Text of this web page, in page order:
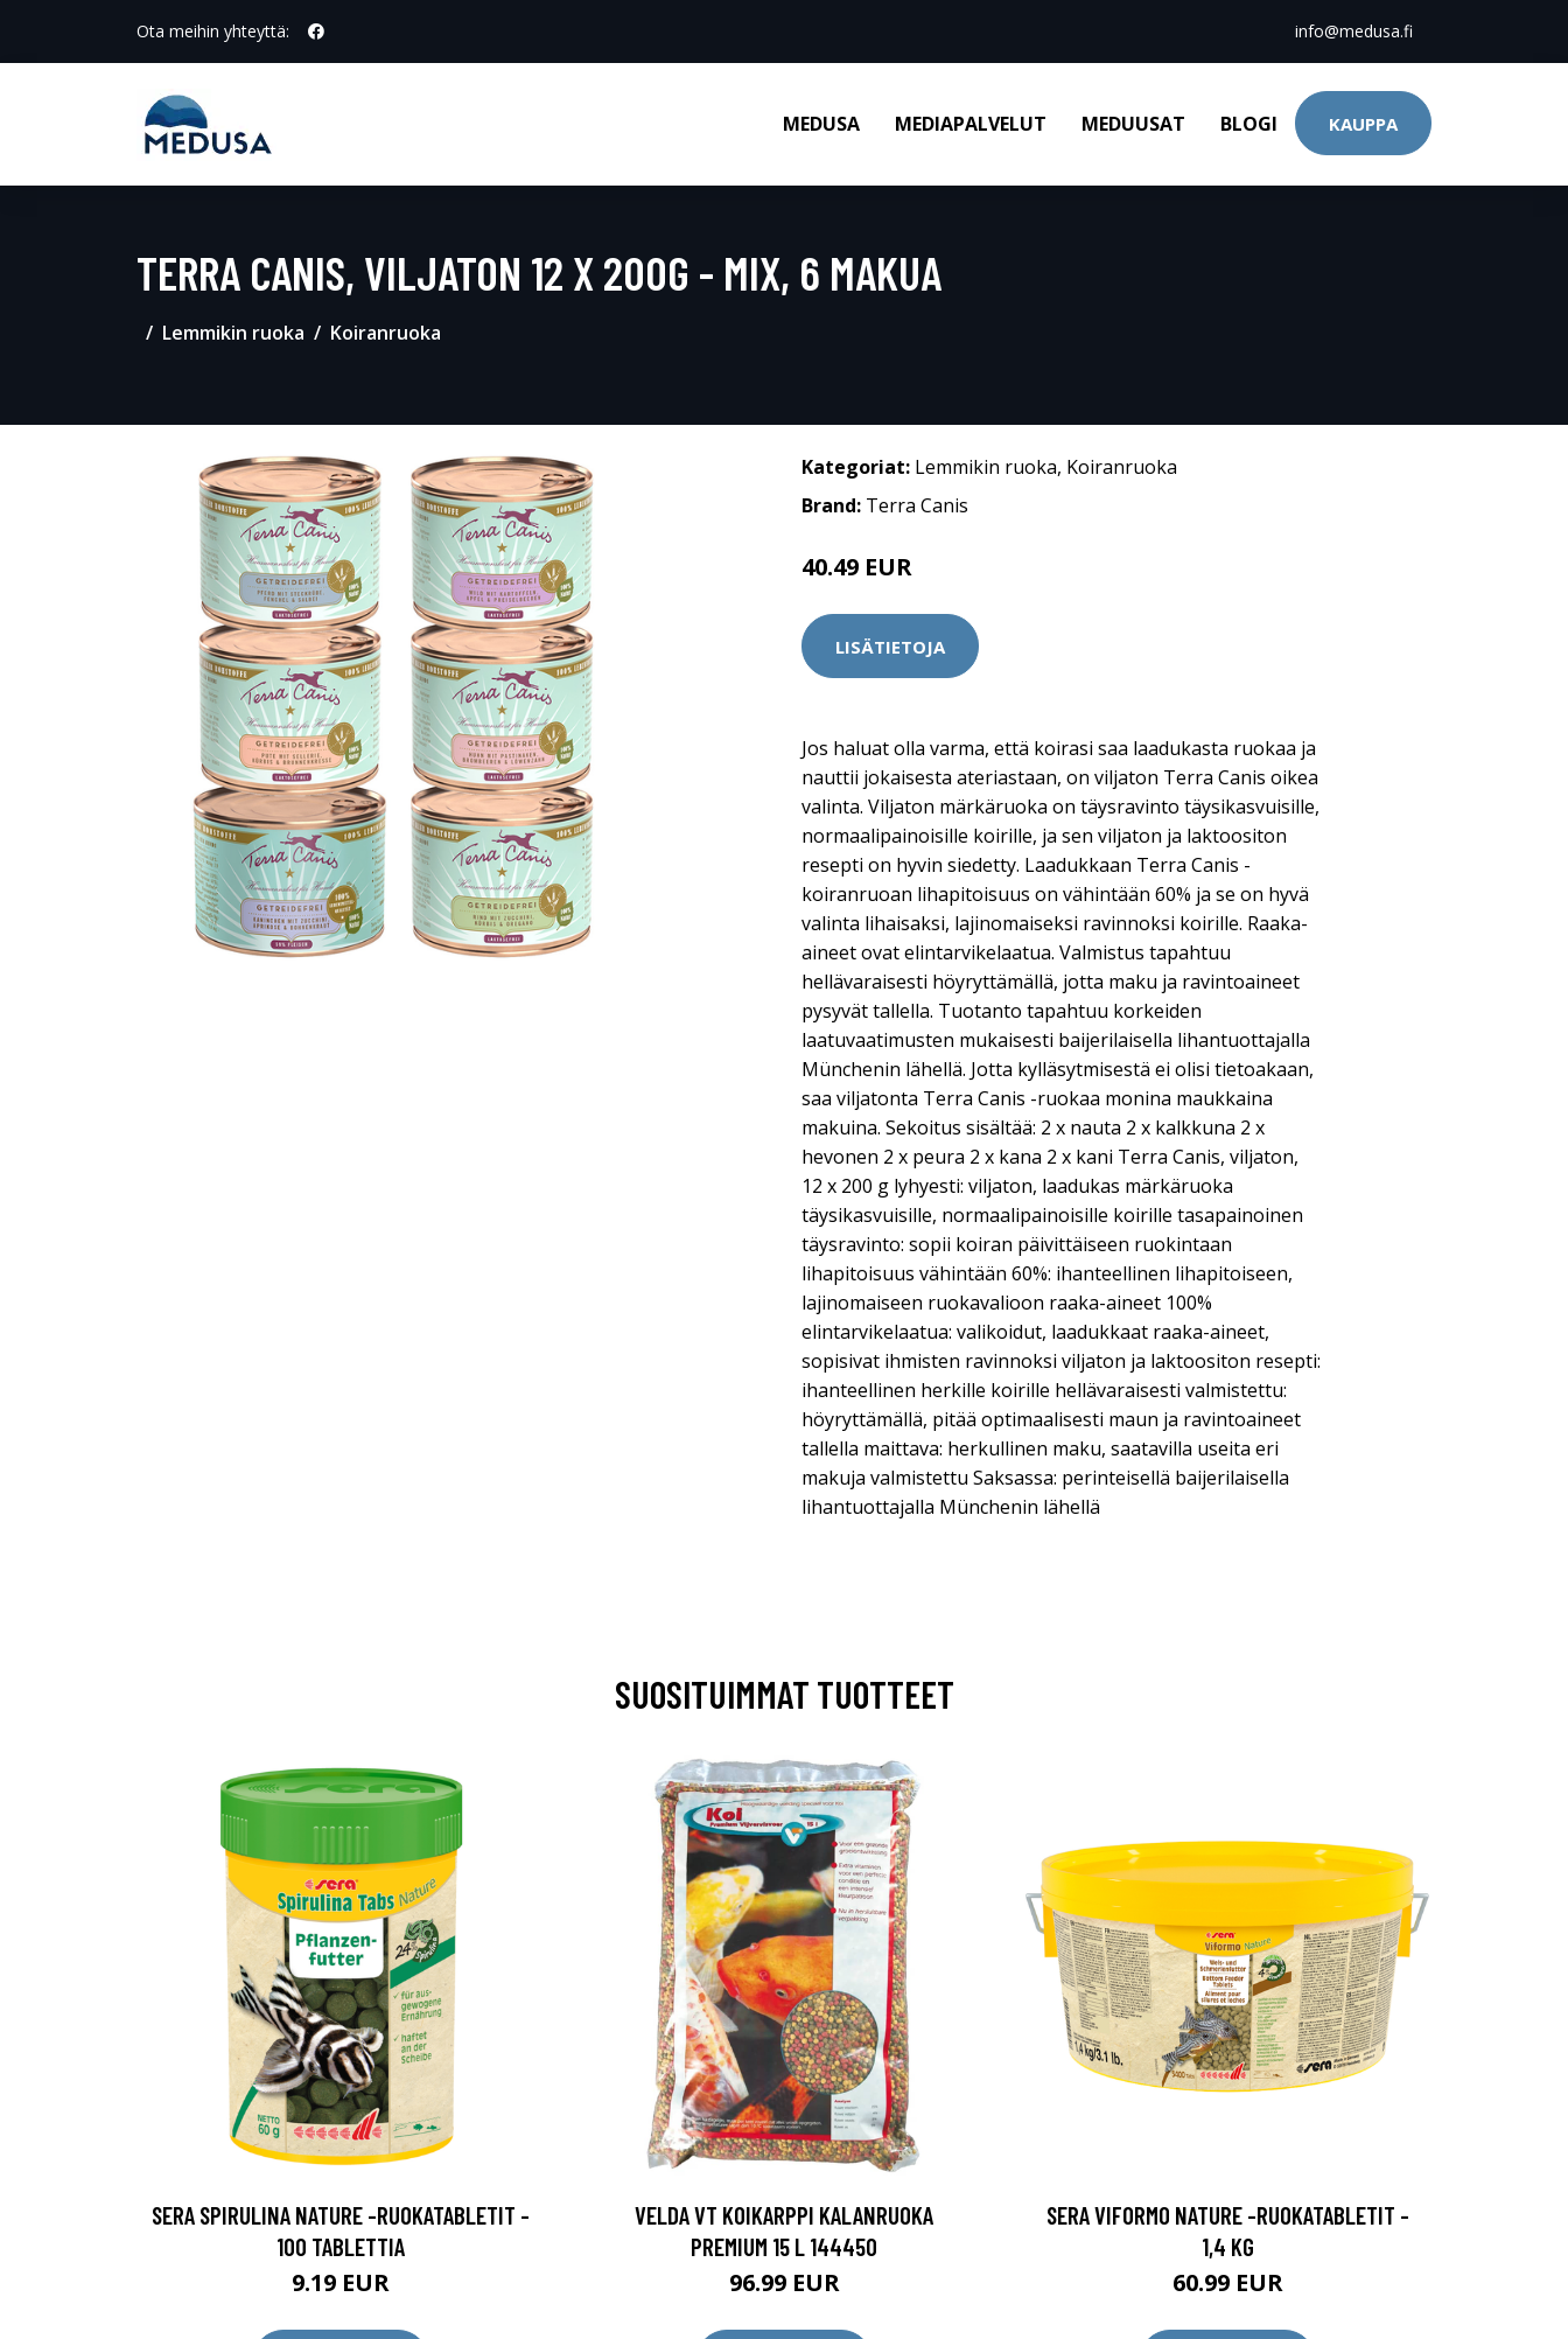
Ota meihin yhteyttä: info@medusa.fi
MEDUSA MEDIAPALVELUT MEDUUSAT BLOGI KAUPPA
TERRA CANIS, VILJATON 12 X 200G - MIX, 6 MAKUA
Lemmikin ruoka Koiranruoka
Kategoriat: Lemmikin ruoka, Koiranruoka
Brand: Terra Canis
40.49 EUR
LISÄTIETOJA
Jos haluat olla varma, että koirasi saa laadukasta ruokaa ja
nauttii jokaisesta ateriastaan, on viljaton Terra Canis oikea
valinta. Viljaton märkäruoka on täysravinto täysikasvuisille,
normaalipainoisille koirille, ja sen viljaton ja laktoositon
resepti on hyvin siedetty. Laadukkaan Terra Canis -
koiranruoan lihapitoisuus on vähintään 60% ja se on hyvä
valinta lihaisaksi, lajinomaiseksi ravinnoksi koirille. Raaka-
aineet ovat elintarvikelaatua. Valmistus tapahtuu
hellävaraisesti höyryttämällä, jotta maku ja ravintoaineet
pysyvät tallella. Tuotanto tapahtuu korkeiden
laatuvaatimusten mukaisesti baijerilaisella lihantuottajalla
Münchenin lähellä. Jotta kylläsytmisestä ei olisi tietoakaan,
saa viljatonta Terra Canis -ruokaa monina maukkaina
makuina. Sekoitus sisältää: 2 x nauta 2 x kalkkuna 2 x
hevonen 2 x peura 2 x kana 2 x kani Terra Canis, viljaton,
12 x 200 g lyhyesti: viljaton, laadukas märkäruoka
täysikasvuisille, normaalipainoisille koirille tasapainoinen
täysravinto: sopii koiran päivittäiseen ruokintaan
lihapitoisuus vähintään 60%: ihanteellinen lihapitoiseen,
lajinomaiseen ruokavalioon raaka-aineet 100%
elintarvikelaatua: valikoidut, laadukkaat raaka-aineet,
sopisivat ihmisten ravinnoksi viljaton ja laktoositon resepti:
ihanteellinen herkille koirille hellävaraisesti valmistettu:
höyryttämällä, pitää optimaalisesti maun ja ravintoaineet
tallella maittava: herkullinen maku, saatavilla useita eri
makuja valmistettu Saksassa: perinteisellä baijerilaisella
lihantuottajalla Münchenin lähellä
SUOSITUIMMAT TUOTTEET
SERA SPIRULINA NATURE -RUOKATABLETIT -
100 TABLETTIA
9.19 EUR
VELDA VT KOIKARPPI KALANRUOKA
PREMIUM 15 L 144450
96.99 EUR
SERA VIFORMO NATURE -RUOKATABLETIT -
1,4 KG
60.99 EUR